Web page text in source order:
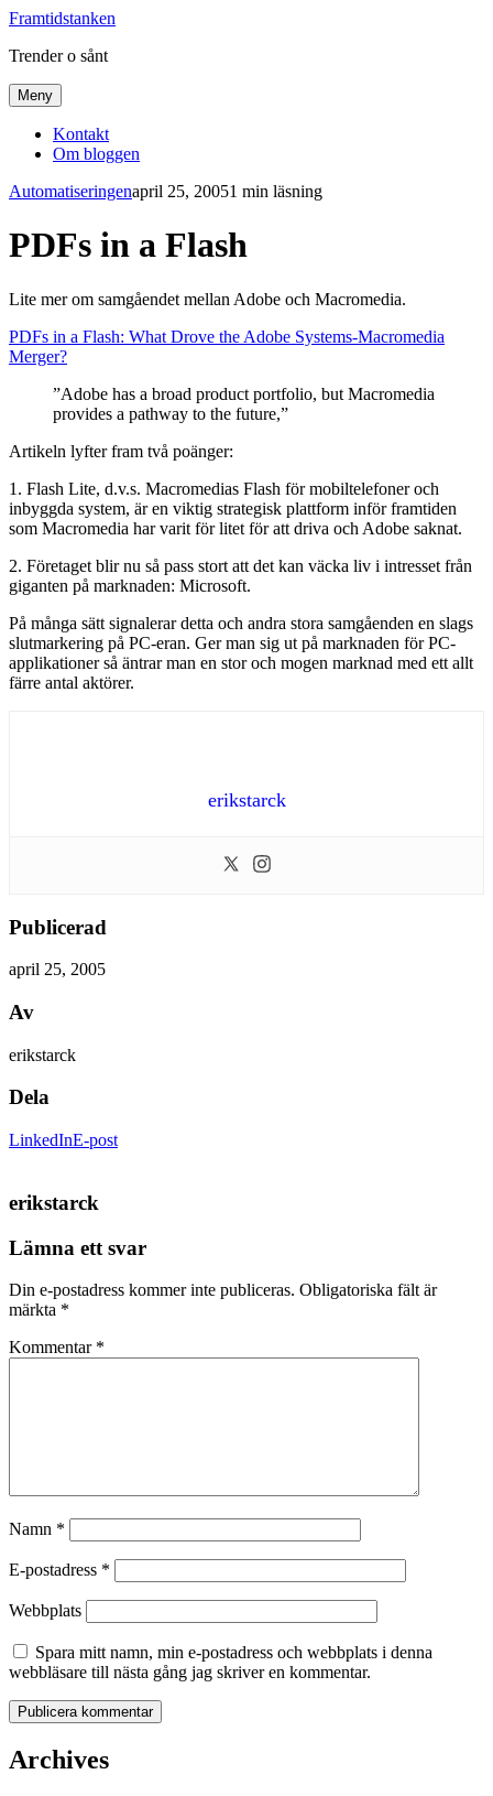
Framtidstanken
Trender o sånt
Meny
Kontakt
Om bloggen
Automatiseringenapril 25, 20051 min läsning
PDFs in a Flash
Lite mer om samgåendet mellan Adobe och Macromedia.
PDFs in a Flash: What Drove the Adobe Systems-Macromedia
Merger?
”Adobe has a broad product portfolio, but Macromedia
provides a pathway to the future,”
Artikeln lyfter fram två poänger:
1. Flash Lite, d.v.s. Macromedias Flash för mobiltelefoner och
inbyggda system, är en viktig strategisk plattform inför framtiden
som Macromedia har varit för litet för att driva och Adobe saknat.
2. Företaget blir nu så pass stort att det kan väcka liv i intresset från
giganten på marknaden: Microsoft.
På många sätt signalerar detta och andra stora samgåenden en slags
slutmarkering på PC-eran. Ger man sig ut på marknaden för PC-
applikationer så äntrar man en stor och mogen marknad med ett allt
färre antal aktörer.
erikstarck
Publicerad
april 25, 2005
Av
erikstarck
Dela
LinkedInE-post
erikstarck
Lämna ett svar
Din e-postadress kommer inte publiceras. Obligatoriska fält är
märkta *
Kommentar *
Namn *
E-postadress *
Webbplats
Spara mitt namn, min e-postadress och webbplats i denna
webbläsare till nästa gång jag skriver en kommentar.
Archives